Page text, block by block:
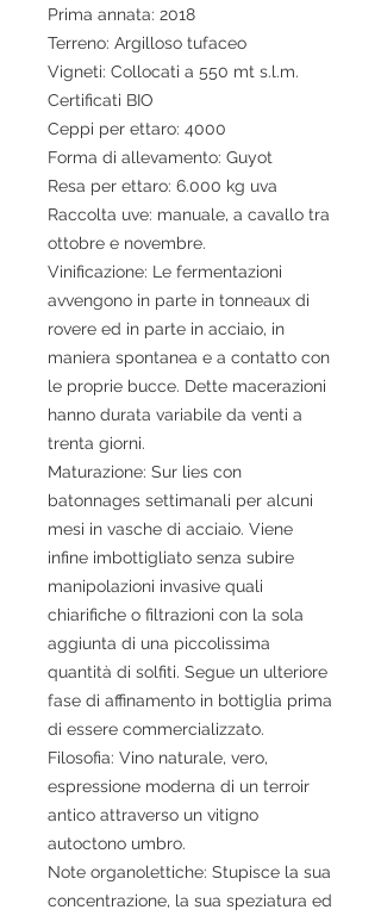
Prima annata: 2018
Terreno: Argilloso tufaceo
Vigneti: Collocati a 550 mt s.l.m.
Certificati BIO
Ceppi per ettaro: 4000
Forma di allevamento: Guyot
Resa per ettaro: 6.000 kg uva
Raccolta uve: manuale, a cavallo tra
ottobre e novembre.
Vinificazione: Le fermentazioni
avvengono in parte in tonneaux di
rovere ed in parte in acciaio, in
maniera spontanea e a contatto con
le proprie bucce. Dette macerazioni
hanno durata variabile da venti a
trenta giorni.
Maturazione: Sur lies con
batonnages settimanali per alcuni
mesi in vasche di acciaio. Viene
infine imbottigliato senza subire
manipolazioni invasive quali
chiarifiche o filtrazioni con la sola
aggiunta di una piccolissima
quantità di solfiti. Segue un ulteriore
fase di affinamento in bottiglia prima
di essere commercializzato.
Filosofia: Vino naturale, vero,
espressione moderna di un terroir
antico attraverso un vitigno
autoctono umbro.
Note organolettiche: Stupisce la sua
concentrazione, la sua speziatura ed